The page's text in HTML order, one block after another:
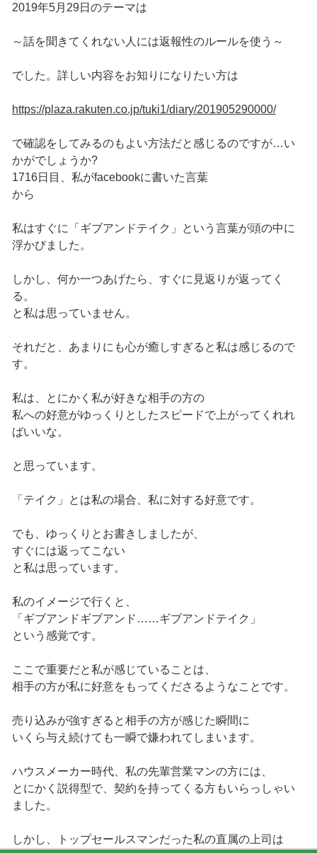
2019年5月29日のテーマは
～話を聞きてくれない人には返報性のルールを使う～
でした。詳しい内容をお知りになりたい方は
https://plaza.rakuten.co.jp/tuki1/diary/201905290000/
で確認をしてみるのもよい方法だと感じるのですが…い
かがでしょうか?
1716日目、私がfacebookに書いた言葉
から
私はすぐに「ギブアンドテイク」という言葉が頭の中に
浮かびました。
しかし、何か一つあげたら、すぐに見返りが返ってく
る。
と私は思っていません。
それだと、あまりにも心が癒しすぎると私は感じるので
す。
私は、とにかく私が好きな相手の方の
私への好意がゆっくりとしたスピードで上がってくれれ
ばいいな。
と思っています。
「テイク」とは私の場合、私に対する好意です。
でも、ゆっくりとお書きしましたが、
すぐには返ってこない
と私は思っています。
私のイメージで行くと、
「ギブアンドギブアンド……ギブアンドテイク」
という感覚です。
ここで重要だと私が感じていることは、
相手の方が私に好意をもってくださるようなことです。
売り込みが強すぎると相手の方が感じた瞬間に
いくら与え続けても一瞬で嫌われてしまいます。
ハウスメーカー時代、私の先輩営業マンの方には、
とにかく説得型で、契約を持ってくる方もいらっしゃい
ました。
しかし、トップセールスマンだった私の直属の上司は